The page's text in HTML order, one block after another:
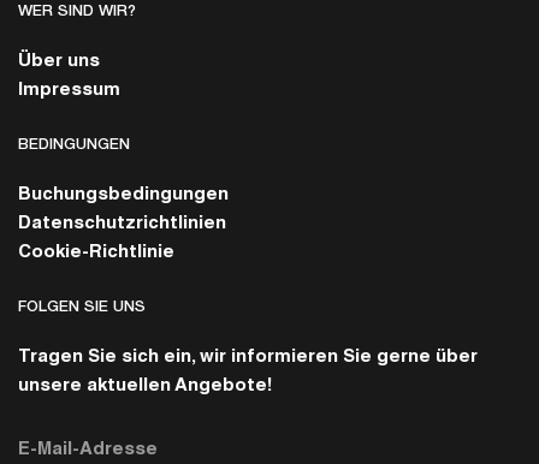
WER SIND WIR?
Über uns
Impressum
BEDINGUNGEN
Buchungsbedingungen
Datenschutzrichtlinien
Cookie-Richtlinie
FOLGEN SIE UNS
Tragen Sie sich ein, wir informieren Sie gerne über
unsere aktuellen Angebote!
E-Mail-Adresse